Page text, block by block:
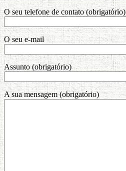
O seu telefone de contato (obrigatório)
O seu e-mail
Assunto (obrigatório)
A sua mensagem (obrigatório)